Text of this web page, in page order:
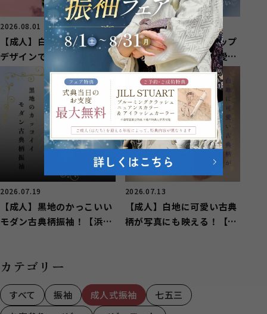
2026.08.01
【成人】白地にモノトーン
デザインでかっこいい振袖
姿！【浜名区横須賀】
2026.07.25
【成人】紺の振袖にポップ
な古典柄が華やかで可愛
い！【浜名区小松】
2026.07.19
【成人】黒地のかっこいい
モダン古典柄振袖！【浜松
2026.07.13
【成人】白地に可愛い古典
柄が写真にも映える！【中
カテゴリー
すべて 振袖 成人式振袖
七五三